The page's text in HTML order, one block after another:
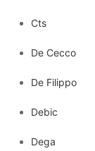
Cts
De Cecco
De Filippo
Debic
Dega